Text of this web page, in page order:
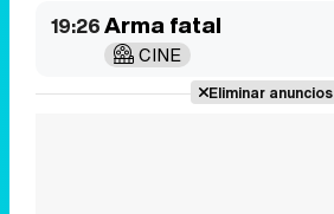
19:26Arma fatal
CINE
Eliminar anuncios